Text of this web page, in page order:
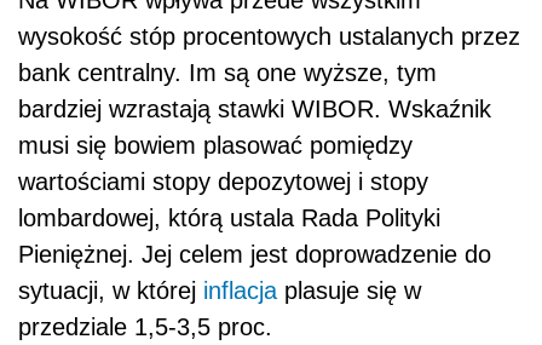
wysokość stóp procentowych ustalanych przez
bank centralny. Im są one wyższe, tym
bardziej wzrastają stawki WIBOR. Wskaźnik
musi się bowiem plasować pomiędzy
wartościami stopy depozytowej i stopy
lombardowej, którą ustala Rada Polityki
Pieniężnej. Jej celem jest doprowadzenie do
sytuacji, w której inflacjaplasuje się w
przedziale 1,5-3,5 proc.